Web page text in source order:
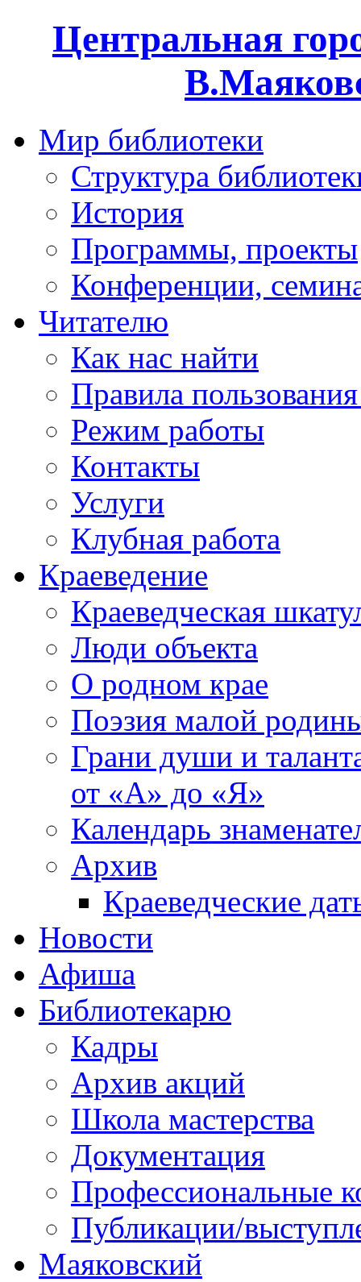
Центральная
Мир библиотеки
Структура
История
Программы, проекты
Конференции,
Читателю
Как нас найти
Правила
Режим работы
Контакты
Услуги
Клубная работа
Краеведение
Краеведческая
Люди объекта
О родном крае
Поэзия малой
Грани души и
от «А» до «Я»
Календарь
Архив
Краеведческие
Новости
Афиша
Библиотекарю
Кадры
Архив акций
Школа мастерства
Документация
Профессиональные
Публикации/
Маяковский